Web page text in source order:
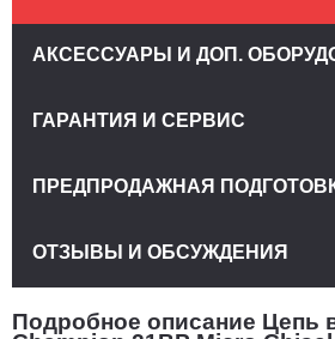
Подробное описание Цепь
АКСЕССУАРЫ И ДОП.
ГАРАНТИЯ И СЕРВИС
ПРЕДПРОДАЖНАЯ
ОТЗЫВЫ И ОБСУЖДЕНИЯ